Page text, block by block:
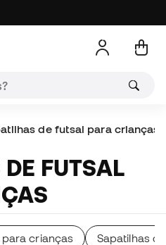
de futsal para crianças
para crianças Sapatilhas